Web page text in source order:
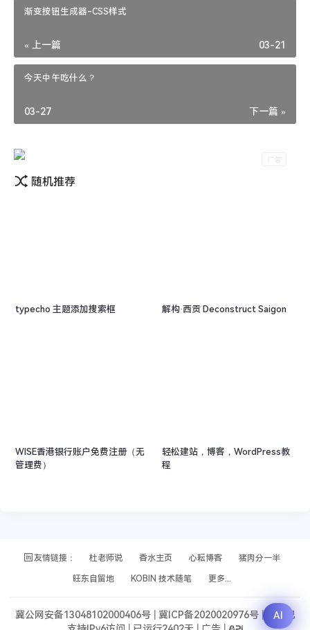
渐变按钮生成器-CSS样式
« 上一篇 03-21
今天中午吃什么？
下一篇 »
03-27
随机推荐
typecho 主题添加搜索框 解构·西贡 Deconstruct Saigon
WISE香港银行账户免费注册（无
管理费）
轻松建站，博客，WordPress教
程
友情链接： 杜老师说 香水主页 心耘博客 猪肉分一半
旺东自留地 KOBIN 技术随笔 更多...
冀公网安备13048102000406号| 冀ICP备2020020976号|
本站已
AI